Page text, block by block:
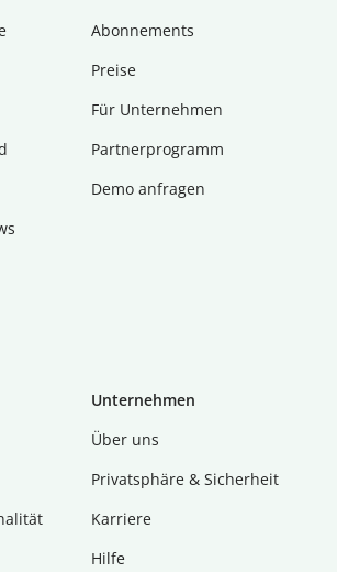
Abon­ne­ments
Preise
Für Unternehmen
Partnerprogramm
Demo anfragen
Unternehmen
Über uns
Privatsphäre & Sicherheit
Karriere
Hilfe